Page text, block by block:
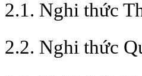
2.1. Nghi thức
2.2. Nghi thức